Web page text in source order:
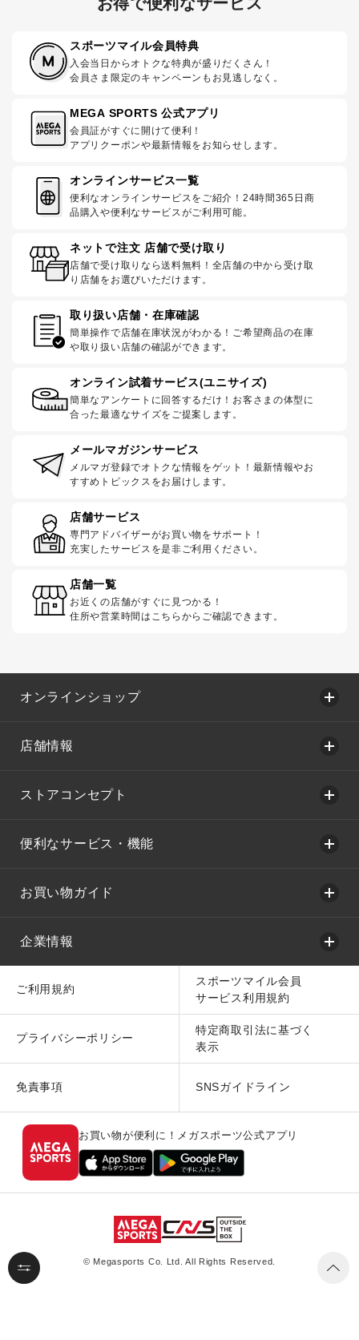
スポーツマイル会員特典
入会当日からオトクな特典が盛りだくさん！
会員さま限定のキャンペーンもお見逃しなく。
MEGA SPORTS 公式アプリ
会員証がすぐに開けて便利！
アプリクーポンや最新情報をお知らせします。
オンラインサービス一覧
便利なオンラインサービスをご紹介！24時間365日商
品購入や便利なサービスがご利用可能。
ネットで注文 店舗で受け取り
店舗で受け取りなら送料無料！全店舗の中から受け取
り店舗をお選びいただけます。
取り扱い店舗・在庫確認
簡単操作で店舗在庫状況がわかる！ご希望商品の在庫
や取り扱い店舗の確認ができます。
オンライン試着サービス(ユニサイズ)
簡単なアンケートに回答するだけ！お客さまの体型に
合った最適なサイズをご提案します。
メールマガジンサービス
メルマガ登録でオトクな情報をゲット！最新情報やお
すすめトピックスをお届けします。
店舗サービス
専門アドバイザーがお買い物をサポート！
充実したサービスを是非ご利用ください。
店舗一覧
お近くの店舗がすぐに見つかる！
住所や営業時間はこちらからご確認できます。
オンラインショップ
店舗情報
ストアコンセプト
便利なサービス・機能
お買い物ガイド
企業情報
ご利用規約
スポーツマイル会員
サービス利用規約
プライバシーポリシー
特定商取引法に基づく
表示
免責事項 SNSガイドライン
お買い物が便利に！メガスポーツ公式アプリ
© Megasports Co. Ltd. All Rights Reserved.